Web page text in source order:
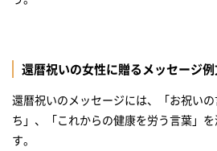
還暦祝いの女性に贈るメッセージ
還暦祝いのメッセージには、「お祝い
ち」、「これからの健康を労う言葉」
す。